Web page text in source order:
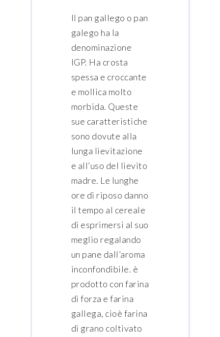
Il pan gallego o pan
galego ha la
denominazione
IGP. Ha crosta
spessa e croccante
e mollica molto
morbida. Queste
sue caratteristiche
sono dovute alla
lunga lievitazione
e all’uso del lievito
madre. Le lunghe
ore di riposo danno
il tempo al cereale
di esprimersi al suo
meglio regalando
un pane dall’aroma
inconfondibile. è
prodotto con farina
di forza e farina
gallega, cioè farina
di grano coltivato